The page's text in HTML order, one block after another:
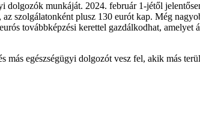
munkáját. 2024. február 1-jétől
szolgálatonként plusz 130 eurót kap. Még
továbbképzési kerettel gazdálkodhat, amelyet
egészségügyi dolgozót vesz fel, akik más